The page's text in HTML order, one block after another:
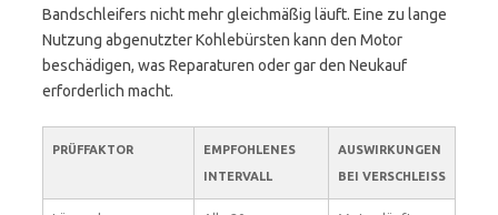
Bandschleifers nicht mehr gleichmäßig läuft. Eine zu lange
Nutzung abgenutzter Kohlebürsten kann den Motor
beschädigen, was Reparaturen oder gar den Neukauf
erforderlich macht.
PRÜFFAKTOR
EMPFOHLENES
INTERVALL
AUSWIRKUNGEN
BEI VERSCHLEISS